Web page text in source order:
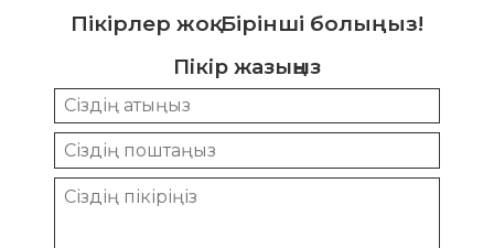
Пікірлер жоқ. Бірінші болыңыз!
Пікір жазыңыз